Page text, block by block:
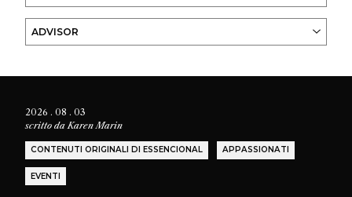
ADVISOR
2026 . 08 . 03
scritto daKaren Marin
CONTENUTI ORIGINALI DI ESSENCIONAL APPASSIONATI
EVENTI